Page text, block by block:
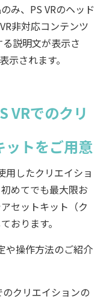
み、PS VRのヘッド
非対応コンテンツ
説明文が表示さ
示されます。
VRでのクリ
ットをご用意
用したクリエイショ
めてでも最大限お
セットキット（ク
おります。
や操作方法のご紹介
のクリエイションの